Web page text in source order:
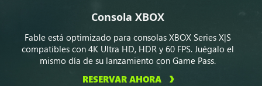
Consola XBOX
Fable está optimizado para consolas XBOX Series X|S
compatibles con 4K Ultra HD, HDR y 60 FPS. Juégalo el
mismo día de su lanzamiento con Game Pass.
RESERVAR AHORA